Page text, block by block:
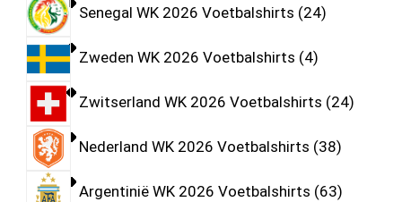
Senegal WK 2026 Voetbalshirts 24
Zweden WK 2026 Voetbalshirts 4
Zwitserland WK 2026 Voetbalshirts 24
Nederland WK 2026 Voetbalshirts 38
Argentinië WK 2026 Voetbalshirts 63